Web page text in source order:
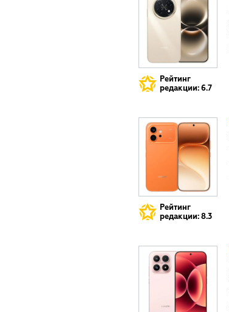
Рейтинг
редакции: 6.7
Рейтинг
редакции: 8.3